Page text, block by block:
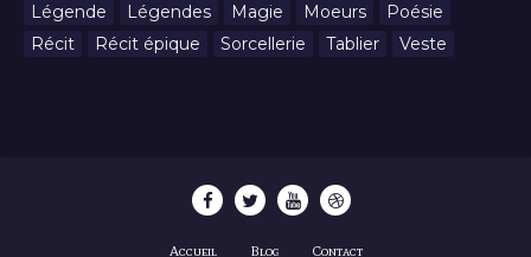
Légende
Légendes Magie Moeurs
Poésie
Récit
Récit épique Sorcellerie Tablier Veste
Accueil Blog Contact